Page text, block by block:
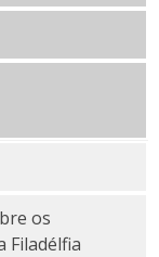
os
Filadélfia